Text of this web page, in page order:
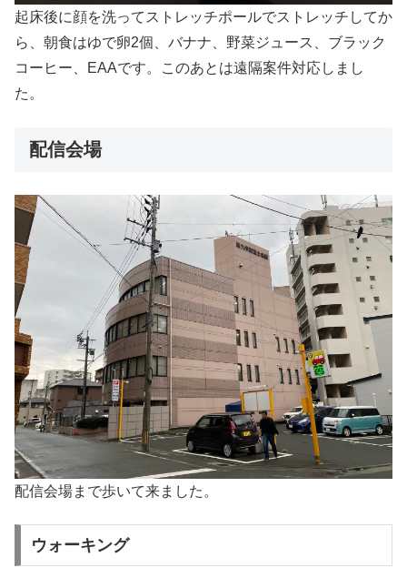
起床後に顔を洗ってストレッチポールでストレッチしてか
ら、朝食はゆで卵2個、バナナ、野菜ジュース、ブラック
コーヒー、EAAです。このあとは遠隔案件対応しまし
た。
配信会場
配信会場まで歩いて来ました。
ウォーキング